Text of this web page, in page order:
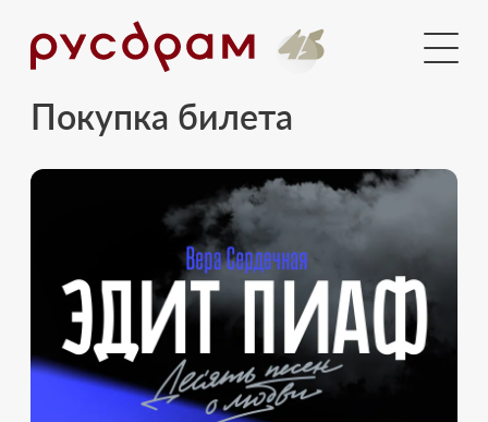
Документы
Контакты
Вход
Покупка билета